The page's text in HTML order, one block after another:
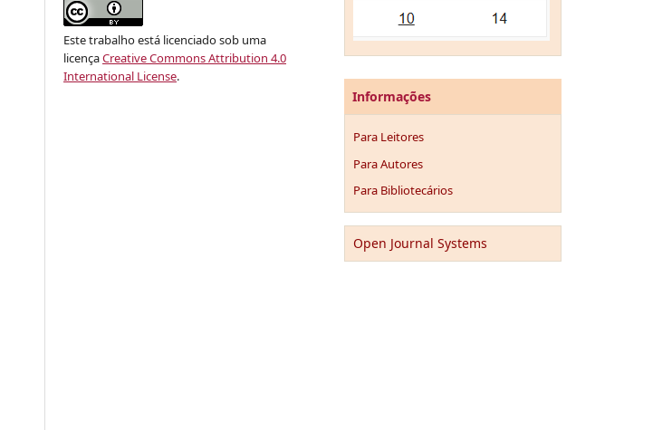
Este trabalho está licenciado sob uma
licençaCreative Commons Attribution 4.0
International License.
Informações
Para Leitores
Para Autores
Para Bibliotecários
Open Journal Systems